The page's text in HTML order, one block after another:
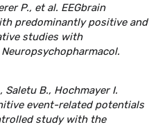
P., et al. EEGbrain
predominantly positive and
studies with
Saletu B., Hochmayer I.
event-related potentials
study with the